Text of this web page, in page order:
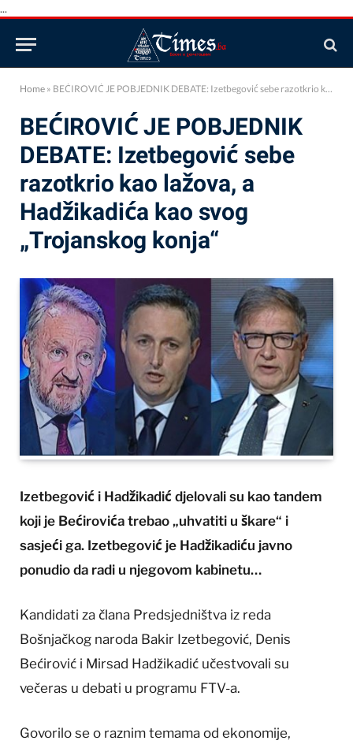
...
Home » BEĆIROVIĆ JE POBJEDNIK DEBATE: Izetbegović sebe razotkrio kao lažova, a Hadžikadića kao svog „Trojanskog konja“
BEĆIROVIĆ JE POBJEDNIK
DEBATE: Izetbegović sebe
razotkrio kao lažova, a
Hadžikadića kao svog
„Trojanskog konja“
Izetbegović i Hadžikadić djelovali su kao tandem
koji je Bećirovića trebao „uhvatiti u škare“ i
sasjeći ga. Izetbegović je Hadžikadiću javno
ponudio da radi u njegovom kabinetu…
Kandidati za člana Predsjedništva iz reda
Bošnjačkog naroda Bakir Izetbegović, Denis
Bećirović i Mirsad Hadžikadić učestvovali su
večeras u debati u programu FTV-a.
Govorilo se o raznim temama od ekonomije,